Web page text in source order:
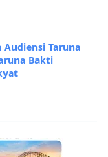
Audiensi Taruna
Bakti